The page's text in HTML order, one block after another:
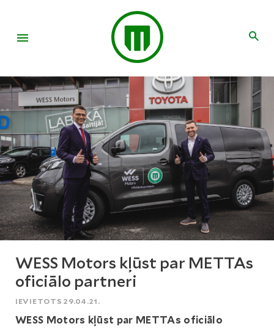
WESS Motors kļūst par METTAs
oficiālo partneri
IEVIETOTS 29.04.21.
WESS Motors kļūst par METTAs oficiālo